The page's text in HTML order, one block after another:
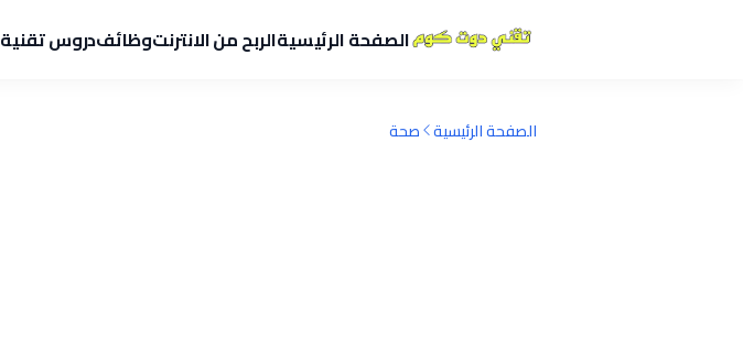
الصفحة الرئيسيةالربح من الانترنتوظائفدروس تقنية
الصفحة الرئيسية صحة